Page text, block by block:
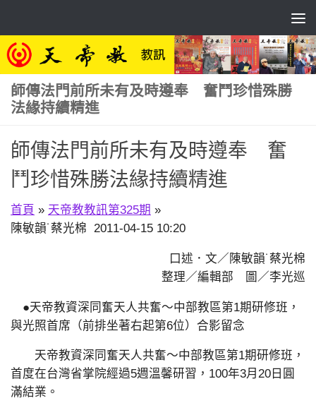
師傳法門前所未有及時遵奉 奮鬥珍惜殊勝
法緣持續精進
師傳法門前所未有及時遵奉 奮
鬥珍惜殊勝法緣持續精進
首頁 » 天帝教教訊第325期 »
陳敏韻˙蔡光棉 2011-04-15 10:20
口述．文／陳敏韻˙蔡光棉
整理／編輯部 圖／李光巡
●天帝教資深同奮天人共奮～中部教區第1期研修班，
與光照首席（前排坐著右起第6位）合影留念
天帝教資深同奮天人共奮～中部教區第1期研修班，
首度在台灣省掌院經過5週溫馨研習，100年3月20日圓
滿結業。